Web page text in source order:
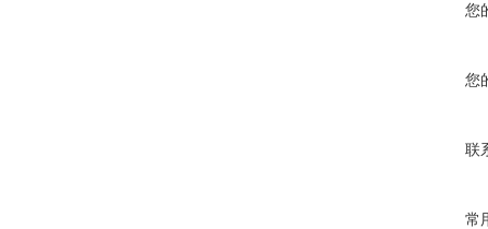
您
您
联
常